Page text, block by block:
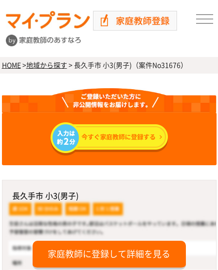
HOME>地域から探す >長久手市 小3(男子)（案件No31676）
長久手市 小3(男子)
家庭教師に登録して詳細を見る